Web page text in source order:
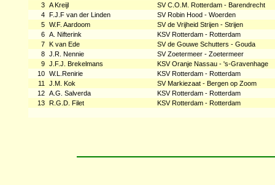
3
A Kreijl
SV C.O.M. Rotterdam - Barendrecht
4
F.J.F van der Linden
SV Robin Hood - Woerden
5
W.F. Aardoom
SV de Vrijheid Strijen - Strijen
6
A. Nifterink
KSV Rotterdam - Rotterdam
7
K van Ede
SV de Gouwe Schutters - Gouda
8
J.R. Nennie
SV Zoetermeer - Zoetermeer
9
J.F.J. Brekelmans
KSV Oranje Nassau - 's-Gravenhage
10
W.L.Renirie
KSV Rotterdam - Rotterdam
11
J.M. Kok
SV Markiezaat - Bergen op Zoom
12
A.G. Salverda
KSV Rotterdam - Rotterdam
13
R.G.D. Filet KSV Rotterdam - Rotterdam